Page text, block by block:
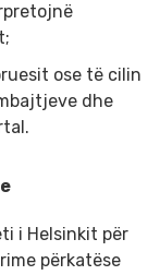
ose të cilin
dhe
i Helsinkit për
përkatëse